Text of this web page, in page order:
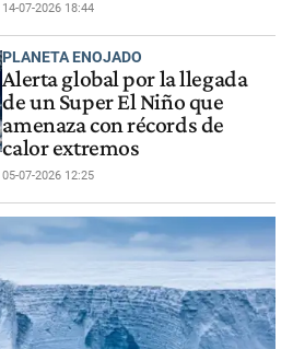
14-07-2026 18:44
PLANETA ENOJADO
Alerta global por la llegada
de un Super El Niño que
amenaza con récords de
calor extremos
05-07-2026 12:25